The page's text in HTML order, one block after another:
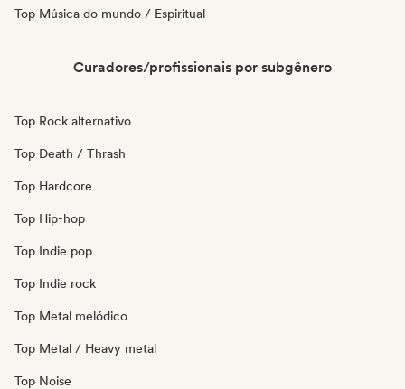
Top Música do mundo / Espiritual
Curadores/profissionais por subgênero
Top Rock alternativo
Top Death / Thrash
Top Hardcore
Top Hip-hop
Top Indie pop
Top Indie rock
Top Metal melódico
Top Metal / Heavy metal
Top Noise